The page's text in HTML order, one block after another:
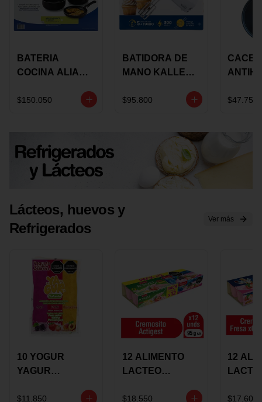
BATERIA
COCINA ALIADA
PIEZAS
$150.050
BATIDORA DE
MANO KALLEY
VELOCIDADES
$95.800
TAPA
$47.750
Lácteos, huevos y
Refrigerados
Ver más
10 YOGUR
YAGUR
150ML SURTIDO
$11.850
12 ALIMENTO
LACTEO
ALQUERIA
$18.550
12
$17.600